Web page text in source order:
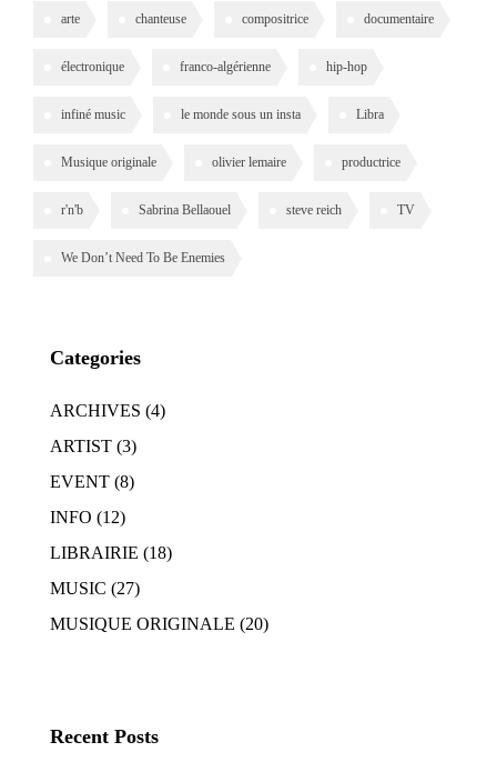
arte chanteuse compositrice documentaire
électronique franco-algérienne hip-hop
infiné music le monde sous un insta Libra
Musique originale olivier lemaire productrice
r'n'b Sabrina Bellaouel steve reich TV
We Don’t Need To Be Enemies
Categories
ARCHIVES (4)
ARTIST (3)
EVENT (8)
INFO (12)
LIBRAIRIE (18)
MUSIC (27)
MUSIQUE ORIGINALE (20)
Recent Posts